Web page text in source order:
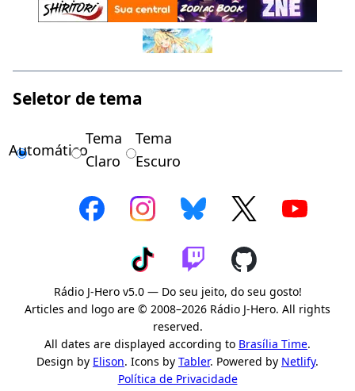
Seletor de tema
Automático
Tema
Claro
Tema
Escuro
Rádio J-Hero v5.0 — Do seu jeito, do seu gosto!
Articles and logo are © 2008–2026 Rádio J-Hero. All rights
reserved.
All dates are displayed according to Brasília Time.
Design by Elison. Icons by Tabler. Powered by Netlify.
Política de Privacidade